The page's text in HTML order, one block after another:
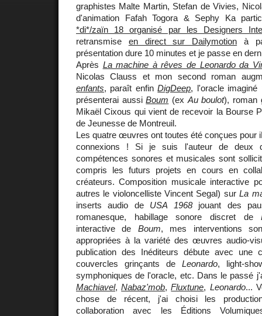
graphistes Malte Martin, Stefan de Vivies,
d'animation Fafah Togora & Sephy Ka
*di*/zaïn 18 organisé par les Designers
retransmise en direct sur Dailymotion à
présentation dure 10 minutes et je passe en
Après La machine à rêves de Leonardo da
Nicolas Clauss et mon second roman
enfants, paraît enfinDigDeep, l'oracle imaginé
présenterai aussiBoum (ex Au boulot), roman
Mikaël Cixous qui vient de recevoir la Bourse
de Jeunesse de Montreuil.
Les quatre œuvres ont toutes été conçues pour
connexions ! Si je suis l'auteur de deux
compétences sonores et musicales sont
compris les futurs projets en cours en
créateurs. Composition musicale interactive
autres le violoncelliste Vincent Segal) surLa
inserts audio de USA 1968jouant des
romanesque, habillage sonore discret de
interactive de Boum, mes interventions
appropriées à la variété des œuvres audio-
publication des Inéditeurs débute avec une
couvercles grinçants de Leonardo, light-
symphoniques de l'oracle, etc. Dans le passé
Machiavel,Nabaz'mob,Fluxtune, Leonardo...
chose de récent, j'ai choisi les
collaboration avec les Éditions